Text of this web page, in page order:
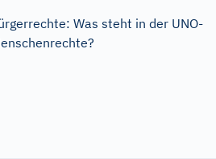
Was steht in der UNO-